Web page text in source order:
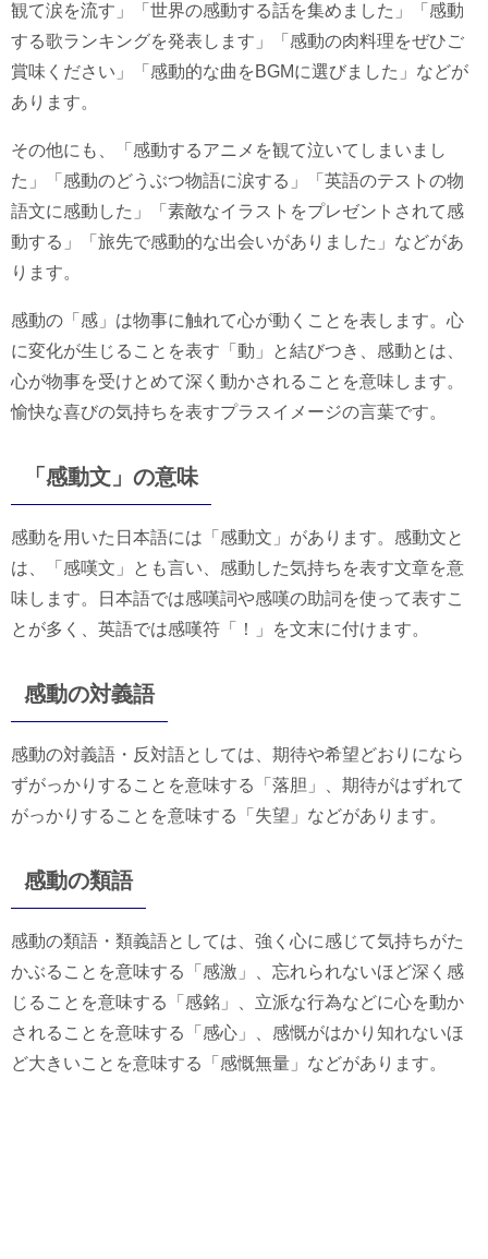
観て涙を流す」「世界の感動する話を集めました」「感動
する歌ランキングを発表します」「感動の肉料理をぜひご
賞味ください」「感動的な曲をBGMに選びました」などが
あります。
その他にも、「感動するアニメを観て泣いてしまいまし
た」「感動のどうぶつ物語に涙する」「英語のテストの物
語文に感動した」「素敵なイラストをプレゼントされて感
動する」「旅先で感動的な出会いがありました」などがあ
ります。
感動の「感」は物事に触れて心が動くことを表します。心
に変化が生じることを表す「動」と結びつき、感動とは、
心が物事を受けとめて深く動かされることを意味します。
愉快な喜びの気持ちを表すプラスイメージの言葉です。
「感動文」の意味
感動を用いた日本語には「感動文」があります。感動文と
は、「感嘆文」とも言い、感動した気持ちを表す文章を意
味します。日本語では感嘆詞や感嘆の助詞を使って表すこ
とが多く、英語では感嘆符「！」を文末に付けます。
感動の対義語
感動の対義語・反対語としては、期待や希望どおりになら
ずがっかりすることを意味する「落胆」、期待がはずれて
がっかりすることを意味する「失望」などがあります。
感動の類語
感動の類語・類義語としては、強く心に感じて気持ちがた
かぶることを意味する「感激」、忘れられないほど深く感
じることを意味する「感銘」、立派な行為などに心を動か
されることを意味する「感心」、感慨がはかり知れないほ
ど大きいことを意味する「感慨無量」などがあります。